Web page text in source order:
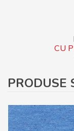
CU
PRODUSE